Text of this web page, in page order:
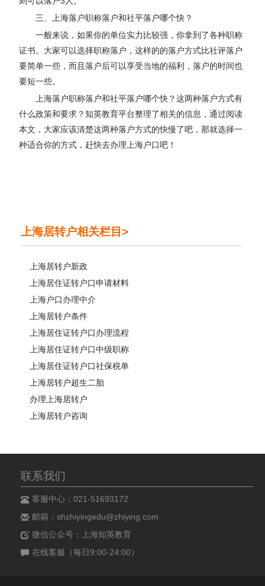
三、上海落户职称落户和社平落户哪个快？
一般来说，如果你的单位实力比较强，你拿到了各种职称
证书。大家可以选择职称落户，这样的的落户方式比社评落户
要简单一些，而且落户后可以享受当地的福利，落户的时间也
要短一些。
上海落户职称落户和社平落户哪个快？这两种落户方式有
什么政策和要求？知英教育平台整理了相关的信息，通过阅读
本文，大家应该清楚这两种落户方式的快慢了吧，那就选择一
种适合你的方式，赶快去办理上海户口吧！
上海居转户相关栏目>
上海居转户新政
上海居住证转户口申请材料
上海户口办理中介
上海居转户条件
上海居住证转户口办理流程
上海居住证转户口中级职称
上海居住证转户口社保税单
上海居转户超生二胎
办理上海居转户
上海居转户咨询
联系我们
客服中心：021-51693172
邮箱：shzhiyingedu@zhiying.com
微信公众号：上海知英教育
在线客服（每日9:00-24:00）